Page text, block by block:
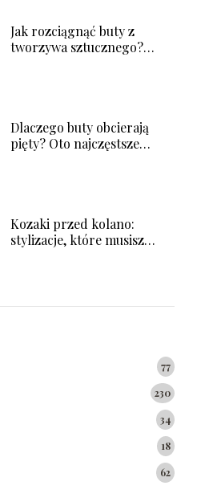
Jak rozciągnąć buty z
tworzywa sztucznego?
Dlaczego buty obcierają
pięty? Oto najczęstsze
Kozaki przed kolano:
stylizacje, które musisz
77
230
34
18
62